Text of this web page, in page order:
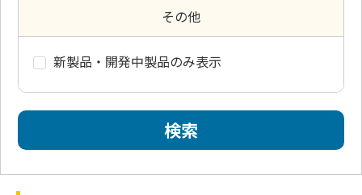
その他
新製品・開発中製品のみ表示